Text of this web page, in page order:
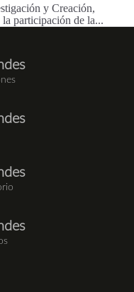
y Creación,
participación de la...